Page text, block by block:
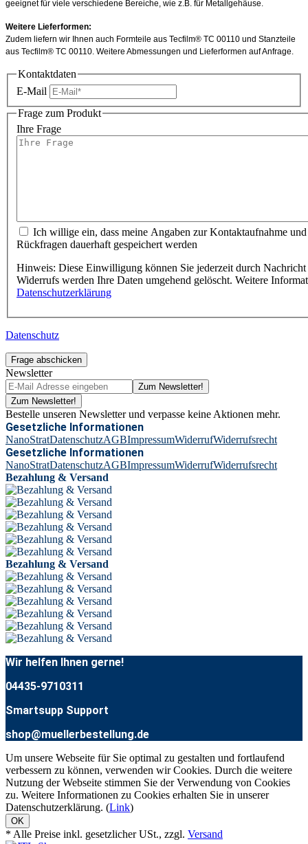
geeignet für viele verschiedene Bereiche, wie z.B. für Metallgehäuse.
Weitere Lieferformen:
Zudem liefern wir Ihnen auch Formteile aus Tecfilm® TC 00110 und Stanzteile
aus Tecfilm® TC 00110. Weitere Abmessungen und Lieferformen auf Anfrage.
Kontaktdaten
E-Mail
Frage zum Produkt
Ihre Frage
Ich willige ein, dass meine Angaben zur Kontaktaufnahme
Rückfragen dauerhaft gespeichert werden
Hinweis: Diese Einwilligung können Sie jederzeit durch
Widerrufs werden Ihre Daten umgehend gelöscht. Weitere
Datenschutzerklärung
Datenschutz
Frage abschicken
Newsletter
Zum Newsletter!
Zum Newsletter!
Bestelle unseren Newsletter und verpasse keine Aktionen mehr.
Gesetzliche Informationen
NanoStratDatenschutzAGBImpressumWiderrufWiderrufsrecht
Gesetzliche Informationen
NanoStratDatenschutzAGBImpressumWiderrufWiderrufsrecht
Bezahlung & Versand
Bezahlung & Versand
Wir helfen Ihnen gerne!
04435-9710311
Smartsupp Support
shop@muellerbestellung.de
Um unsere Webseite für Sie optimal zu gestalten und fortlaufend
verbessern zu können, verwenden wir Cookies. Durch die weitere
Nutzung der Webseite stimmen Sie der Verwendung von Cookies
zu. Weitere Informationen zu Cookies erhalten Sie in unserer
Datenschutzerklärung. (Link)
OK
* Alle Preise inkl. gesetzlicher USt., zzgl. Versand